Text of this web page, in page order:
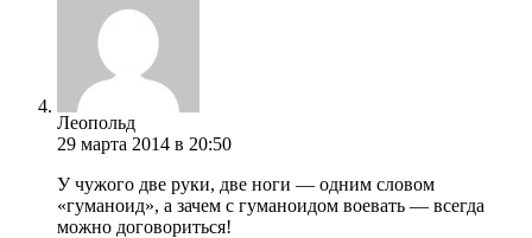
Леопольд
29 марта 2014 в 20:50
У чужого две руки, две ноги — одним словом
«гуманоид», а зачем с гуманоидом воевать — всегда
можно договориться!